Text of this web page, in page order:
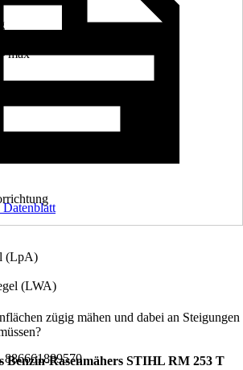
max
(LpA)
(LWA)
886661889570
Datenblatt
zügig mähen und dabei an Steigungen
Benzin-Rasenmähers STIHL RM 253 T